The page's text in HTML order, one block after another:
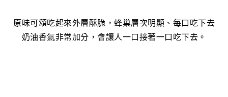
原味可頌吃起來外層酥脆，蜂巢層次明顯、每口吃下去
奶油香氣非常加分，會讓人一口接著一口吃下去。